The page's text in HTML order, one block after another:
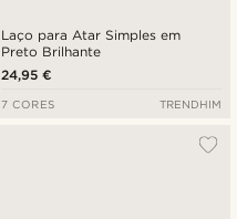
Laço para Atar Simples em
Preto Brilhante
24,95 €
7 CORES TRENDHIM